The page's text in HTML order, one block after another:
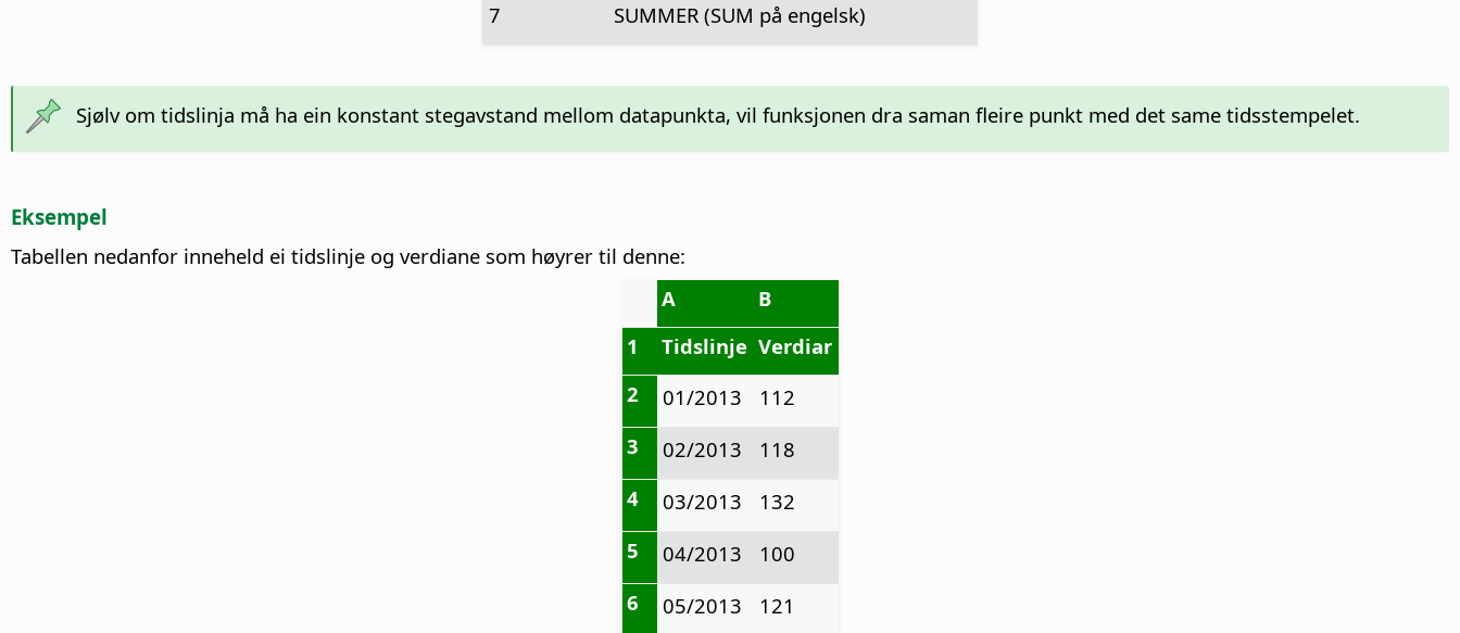
7
SUMMER (SUM på engelsk)
Sjølv om tidslinja må ha ein konstant stegavstand mellom datapunkta, vil funksjonen dra saman fleire punkt med det same tidsstempelet.
Eksempel
Tabellen nedanfor inneheld ei tidslinje og verdiane som høyrer til denne:
A
B
1
Tidslinje Verdiar
2
01/2013
112
3
02/2013
118
4
03/2013
132
5
04/2013
100
6
05/2013
121